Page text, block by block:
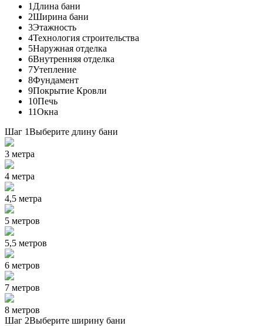
1 Длина бани
2Ширина бани
3Этажность
4Технология строительства
5Наружная отделка
6Внутренняя отделка
7Утепление
8Фундамент
9Покрытие Кровли
10Печь
11Окна
Шаг 1Выберите длину бани
3 метра
4 метра
4,5 метра
5 метров
5,5 метров
6 метров
7 метров
8 метров
Шаг 2Выберите ширину бани